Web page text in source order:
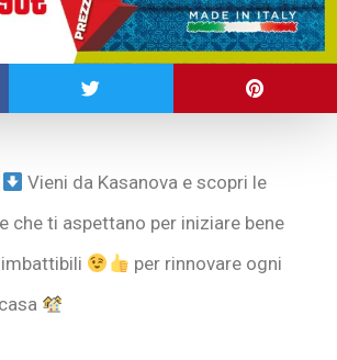
Vieni da Kasanova e scopri le
che ti aspettano per iniziare bene
imbattibili
per rinnovare ogni